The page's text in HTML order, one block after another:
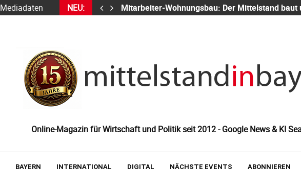
Mediadaten NEU: Mitarbeiter-Wohnungsbau: Der Mittelstand baut
Online-Magazin für Wirtschaft und Politik seit 2012 - Google News & KI
BAYERN INTERNATIONAL DIGITAL NÄCHSTE EVENTS ABONNIEREN